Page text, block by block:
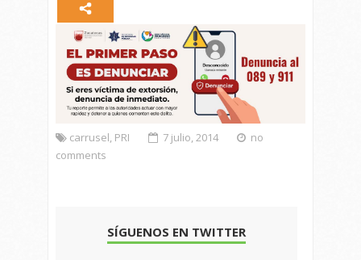
carrusel, PRI 7 julio, 2014
no
comments
SÍGUENOS EN TWITTER